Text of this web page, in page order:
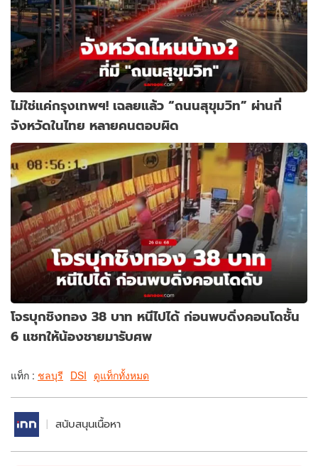
ไม่ใช่แค่กรุงเทพฯ! เฉลยแล้ว “ถนนสุขุมวิท” ผ่านกี่
จังหวัดในไทย หลายคนตอบผิด
โจรบุกชิงทอง 38 บาท หนีไปได้ ก่อนพบดิ่งคอนโดชั้น
6 แชทให้น้องชายมารับศพ
แท็ก : ชลบุรี DSI ดูแท็กทั้งหมด
สนับสนุนเนื้อหา